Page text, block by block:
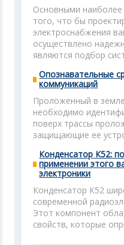
Основными
того, что бы
электроснабжения
осуществлено
являются подбор
Опознавательные
коммуникаций
Проложенный в
необходимо
поверх трассы
защищающие ее
Конденсатор К52:
применении этого
электроники
Конденсатор К52
современной
Этот компонент
свойств, которые